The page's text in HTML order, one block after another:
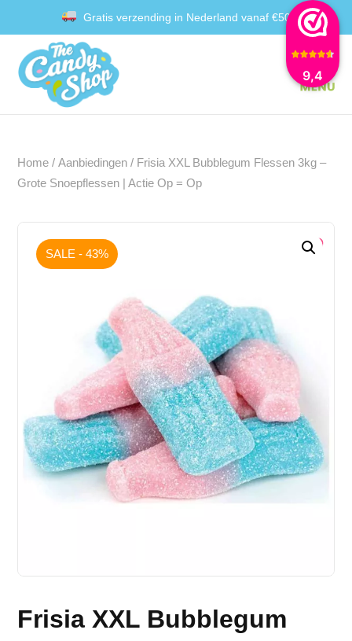
9,4
Gratis verzending in Nederland vanaf €50
Home /Aanbiedingen / Frisia XXL Bubblegum Flessen 3kg –
Grote Snoepflessen | Actie Op = Op
SALE - 43%
Frisia XXL Bubblegum